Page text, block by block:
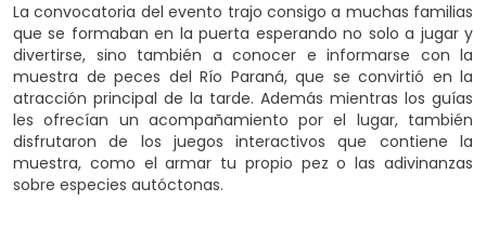
La convocatoria del evento trajo consigo a muchas familias
que se formaban en la puerta esperando no solo a jugar y
divertirse, sino también a conocer e informarse con la
muestra de peces del Río Paraná, que se convirtió en la
atracción principal de la tarde. Además mientras los guías
les ofrecían un acompañamiento por el lugar, también
disfrutaron de los juegos interactivos que contiene la
muestra, como el armar tu propio pez o las adivinanzas
sobre especies autóctonas.